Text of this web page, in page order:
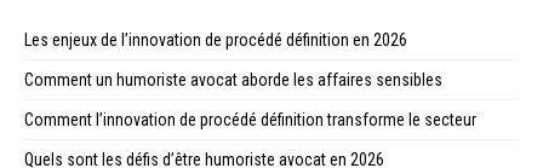
Les enjeux de l’innovation de procédé définition en 2026
Comment un humoriste avocat aborde les affaires sensibles
Comment l’innovation de procédé définition transforme le secteur
Quels sont les défis d’être humoriste avocat en 2026